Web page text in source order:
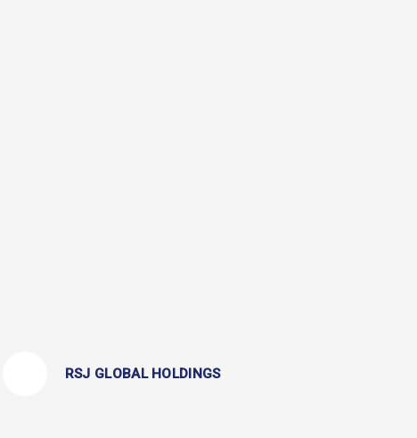
RSJ GLOBAL HOLDINGS